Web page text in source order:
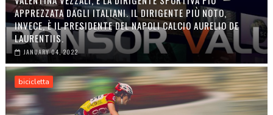
APPREZZATA DAGLI ITALIANI. IL DIRIGENTE PIÙ NOTO,
INVECE, È IL PRESIDENTE DEL NAPOLI CALCIO AURELIO DE
LAURENTIIS.
JANUARY 04, 2022
bicicletta